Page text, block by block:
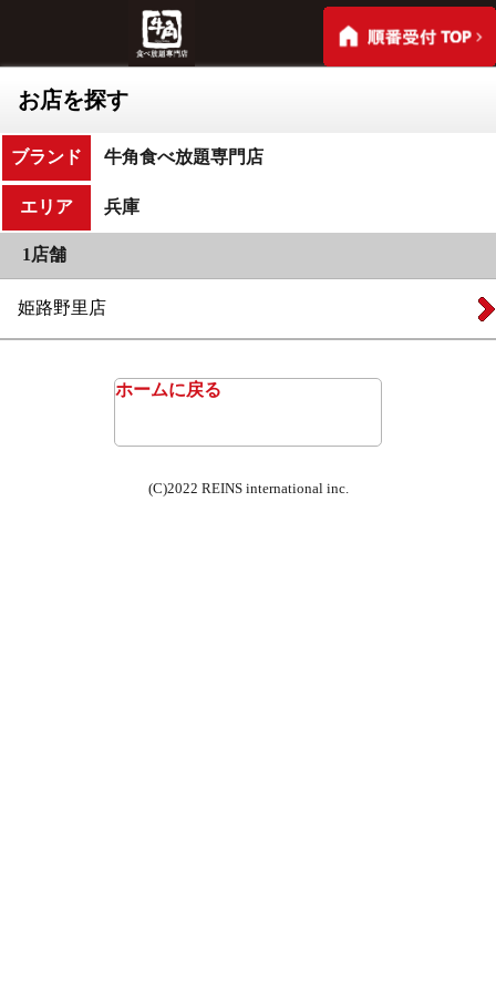
お店を探す
ブランド 牛角食べ放題専門店
エリア 兵庫
1店舗
姫路野里店
ホームに戻る
(C)2022 REINS international inc.